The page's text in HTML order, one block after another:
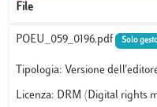
File
POEU_059_0196.pdf Solo
Tipologia: Versione
Licenza: DRM (Digital rights